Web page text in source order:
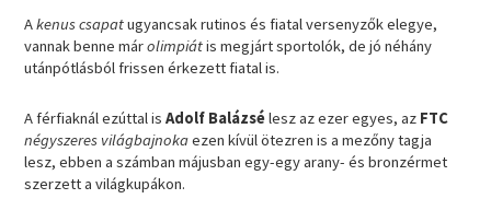
Akenus csapatugyancsak rutinos és fiatal versenyzők elegye,
vannak benne márolimpiátis megjárt sportolók, de jó néhány
utánpótlásból frissen érkezett fiatal is.
A férfiaknál ezúttal isAdolf Balázsélesz az ezer egyes, az FTC
négyszeres világbajnokaezen kívül ötezren is a mezőny tagja
lesz, ebben a számban májusban egy-egy arany- és bronzérmet
szerzett a világkupákon.